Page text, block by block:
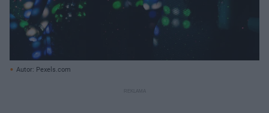
Autor: Pexels.com